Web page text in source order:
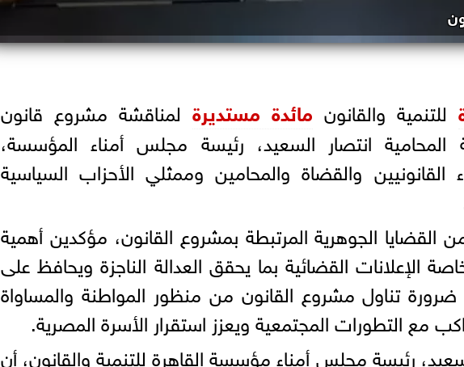
للتنمية والقانون مائدة مستديرة لمناقشة مشروع قانون
المحامية انتصار السعيد، رئيسة مجلس أمناء المؤسسة،
القانونيين والقضاة والمحامين وممثلي الأحزاب السياسية
الجوهرية المرتبطة بمشروع القانون، مؤكدين أهمية
الإعلانات القضائية بما يحقق العدالة الناجزة ويحافظ على
تناول مشروع القانون من منظور المواطنة والمساواة
مع التطورات المجتمعية ويعزز استقرار الأسرة المصرية.
رئيسة مجلس أمناء مؤسسة القاهرة للتنمية والقانون، أن